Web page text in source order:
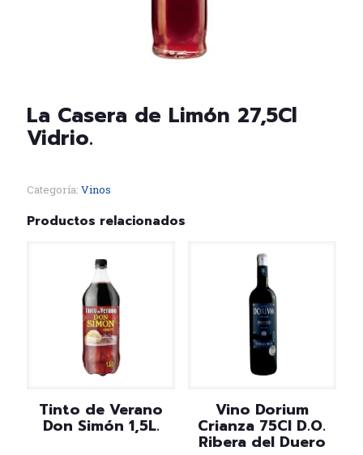
La Casera de Limón 27,5Cl
Vidrio.
Categoría: Vinos
Productos relacionados
Tinto de Verano
Don Simón 1,5L.
Vino Dorium
Crianza 75Cl D.O.
Ribera del Duero